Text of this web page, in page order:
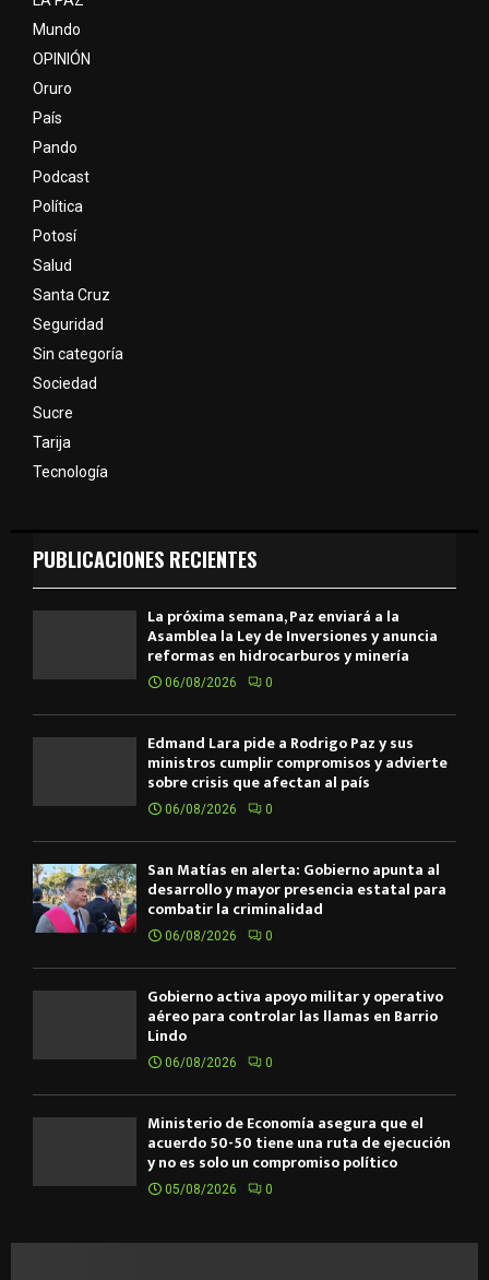
Mundo
OPINIÓN
Oruro
País
Pando
Podcast
Política
Potosí
Salud
Santa Cruz
Seguridad
Sin categoría
Sociedad
Sucre
Tarija
Tecnología
PUBLICACIONES RECIENTES
La próxima semana, Paz enviará a la
Asamblea la Ley de Inversiones y anuncia
reformas en hidrocarburos y minería
06/08/2026 0
Edmand Lara pide a Rodrigo Paz y sus
ministros cumplir compromisos y advierte
sobre crisis que afectan al país
06/08/2026 0
San Matías en alerta: Gobierno apunta al
desarrollo y mayor presencia estatal para
combatir la criminalidad
06/08/2026 0
Gobierno activa apoyo militar y operativo
aéreo para controlar las llamas en Barrio
Lindo
06/08/2026 0
Ministerio de Economía asegura que el
acuerdo 50-50 tiene una ruta de ejecución
y no es solo un compromiso político
05/08/2026 0